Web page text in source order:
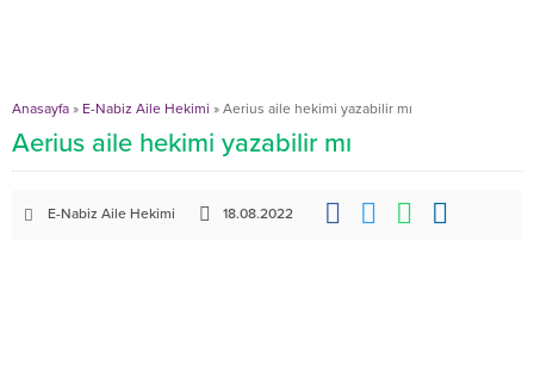
Anasayfa » E-Nabiz Aile Hekimi » Aerius aile hekimi yazabilir mı
Aerius aile hekimi yazabilir mı
E-Nabiz Aile Hekimi 18.08.2022